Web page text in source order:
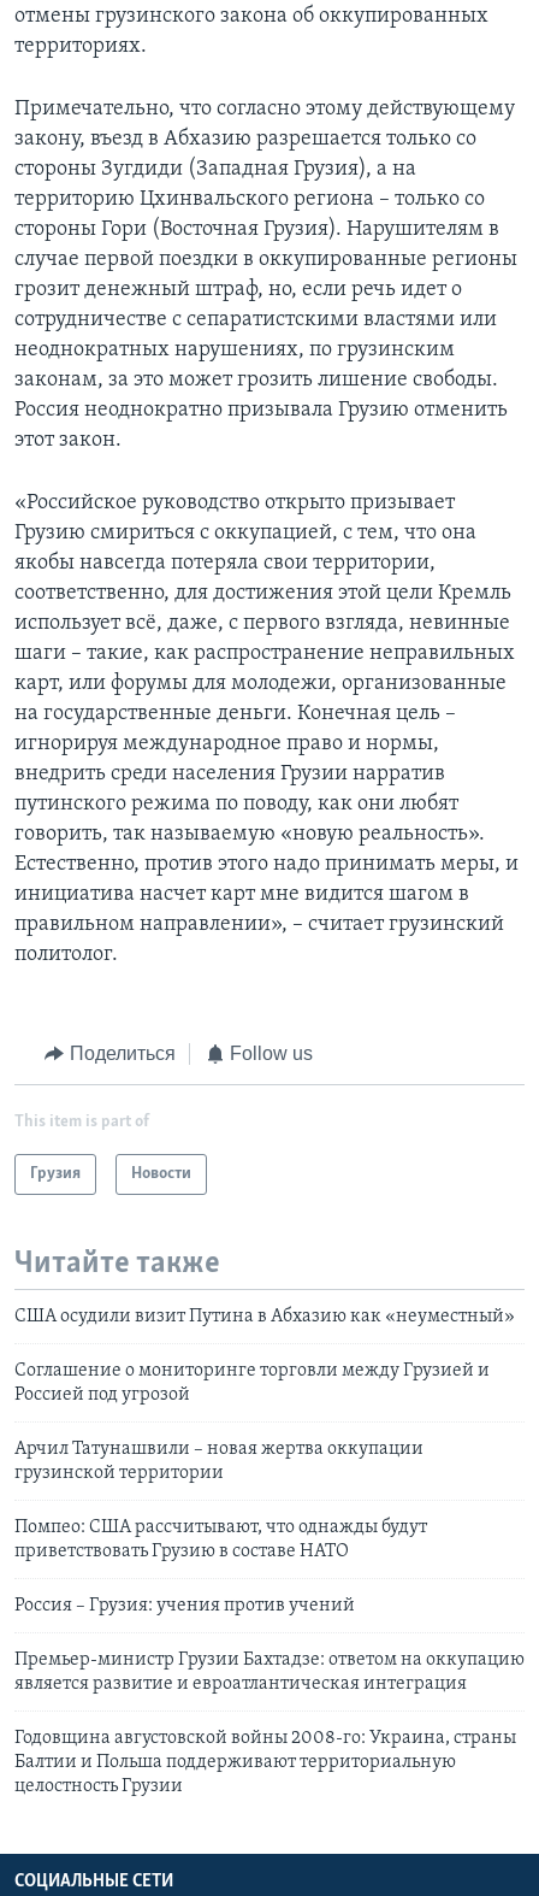
отмены грузинского закона об оккупированных
территориях.
Примечательно, что согласно этому действующему
закону, въезд в Абхазию разрешается только со
стороны Зугдиди (Западная Грузия), а на
территорию Цхинвальского региона – только со
стороны Гори (Восточная Грузия). Нарушителям в
случае первой поездки в оккупированные регионы
грозит денежный штраф, но, если речь идет о
сотрудничестве с сепаратистскими властями или
неоднократных нарушениях, по грузинским
законам, за это может грозить лишение свободы.
Россия неоднократно призывала Грузию отменить
этот закон.
«Российское руководство открыто призывает
Грузию смириться с оккупацией, с тем, что она
якобы навсегда потеряла свои территории,
соответственно, для достижения этой цели Кремль
использует всё, даже, с первого взгляда, невинные
шаги – такие, как распространение неправильных
карт, или форумы для молодежи, организованные
на государственные деньги. Конечная цель –
игнорируя международное право и нормы,
внедрить среди населения Грузии нарратив
путинского режима по поводу, как они любят
говорить, так называемую «новую реальность».
Естественно, против этого надо принимать меры, и
инициатива насчет карт мне видится шагом в
правильном направлении», – считает грузинский
политолог.
Поделиться Follow us
This item is part of
Грузия Новости
Читайте также
США осудили визит Путина в Абхазию как «неуместный»
Cоглашение о мониторинге торговли между Грузией и
Россией под угрозой
Арчил Татунашвили – новая жертва оккупации
грузинской территории
Помпео: США рассчитывают, что однажды будут
приветствовать Грузию в составе НАТО
Россия – Грузия: учения против учений
Премьер-министр Грузии Бахтадзе: ответом на оккупацию
является развитие и евроатлантическая интеграция
Годовщина августовской войны 2008-го: Украина, страны
Балтии и Польша поддерживают территориальную
целостность Грузии
СОЦИАЛЬНЫЕ СЕТИ